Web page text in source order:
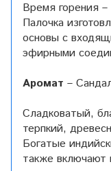
Время горения
Палочка
основы с
эфирными
Аромат –
Сладковатый,
терпкий,
Богатые
также включают